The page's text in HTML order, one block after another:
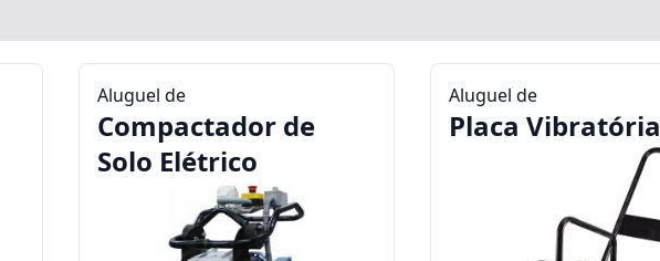
Aluguel de
Compactador de
Solo Elétrico
Aluguel de
Placa Vibratória